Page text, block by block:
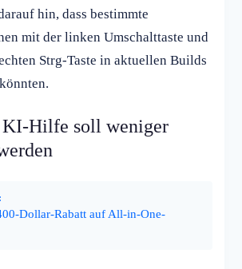
hin, dass bestimmte
mit der linken Umschalttaste und
Strg-Taste in aktuellen Builds
Hilfe soll weniger
Dollar-Rabatt auf All-in-One-